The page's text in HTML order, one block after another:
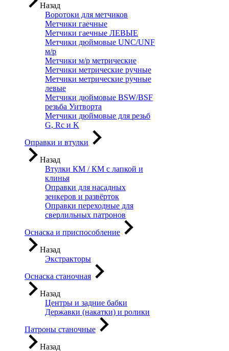
Назад
Воротоки для метчиков
Метчики гаечные
Метчики гаечные ЛЕВЫЕ
Метчики дюймовые UNC/UNF
м/р
Метчики м/р метрические
Метчики метрические ручные
Метчики метрические ручные
левые
Метчики дюймовые BSW/BSF
резьба Уитворта
Метчики дюймовые для резьб
G, Rc и K
Оправки и втулки
Назад
Втулки КМ / КМ с лапкой и
клинья
Оправки для насадных
зенкеров и развёрток
Оправки переходные для
сверлильных патронов
Оснаска и приспособление
Назад
Экстракторы
Оснаска станочная
Назад
Центры и задние бабки
Державки (накатки) и ролики
Патроны станочные
Назад